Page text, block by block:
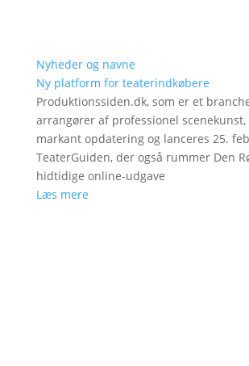
Nyheder og navne
Ny platform for teaterindkøbere
Produktionssiden.dk, som er et
arrangører af professionel scenekunst,
markant opdatering og lanceres 25.
TeaterGuiden, der også rummer Den
hidtidige online-udgave
Læs mere